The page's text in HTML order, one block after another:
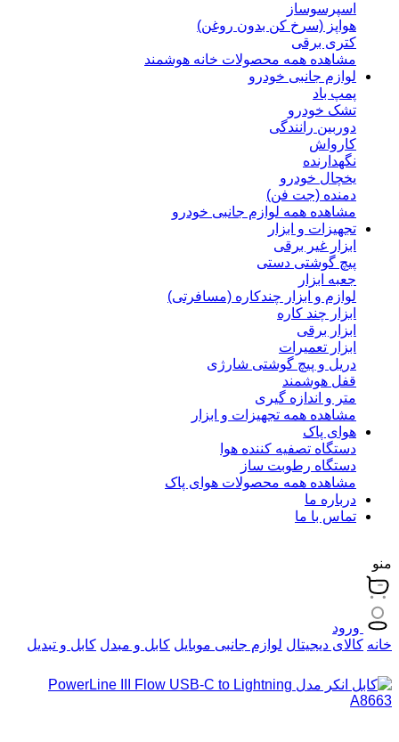
اسپرسوساز
هواپز (سرخ کن بدون روغن)
کتری برقی
مشاهده همه محصولات خانه هوشمند
لوازم جانبی خودرو
پمپ باد
تشک خودرو
دوربین رانندگی
کارواش
نگهدارنده
یخچال خودرو
دمنده (جت فن)
مشاهده همه لوازم جانبی خودرو
تجهیزات و ابزار
ابزار غیر برقی
پیچ گوشتی دستی
جعبه ابزار
لوازم و ابزار چندکاره (مسافرتی)
ابزار چند کاره
ابزار برقی
ابزار تعمیرات
دریل و پیچ گوشتی شارژی
قفل هوشمند
متر و اندازه گیری
مشاهده همه تجهیزات و ابزار
هوای پاک
دستگاه تصفیه کننده هوا
دستگاه رطوبت ساز
مشاهده همه محصولات هوای پاک
درباره ما
تماس با ما
منو
ورود
خانه کالای دیجیتال لوازم جانبی موبایل کابل و مبدل کابل و تبدیل